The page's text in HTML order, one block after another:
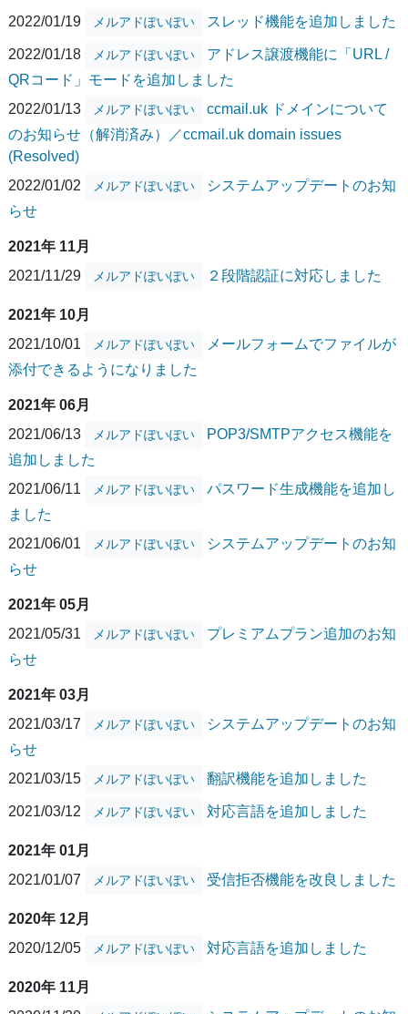
2022/01/19 メルアドぽいぽい スレッド機能を追加しました
2022/01/18 メルアドぽいぽい
アドレス譲渡機能に「URL /
QRコード」モードを追加しました
2022/01/13
メルアドぽいぽい
ccmail.uk ドメインについて
のお知らせ（解消済み）／ccmail.uk domain issues
(Resolved)
2022/01/02
メルアドぽいぽい
システムアップデートのお知
らせ
2021年 11月
2021/11/29
メルアドぽいぽい ２段階認証に対応しました
2021年 10月
2021/10/01
メルアドぽいぽい
メールフォームでファイルが
添付できるようになりました
2021年 06月
2021/06/13
メルアドぽいぽい
POP3/SMTPアクセス機能を
追加しました
2021/06/11
メルアドぽいぽい
パスワード生成機能を追加し
ました
2021/06/01
メルアドぽいぽい
システムアップデートのお知
らせ
2021年 05月
2021/05/31
メルアドぽいぽい
プレミアムプラン追加のお知
らせ
2021年 03月
2021/03/17
メルアドぽいぽい
システムアップデートのお知
らせ
2021/03/15
メルアドぽいぽい 翻訳機能を追加しました
2021/03/12 メルアドぽいぽい 対応言語を追加しました
2021年 01月
2021/01/07
メルアドぽいぽい 受信拒否機能を改良しました
2020年 12月
2020/12/05
メルアドぽいぽい 対応言語を追加しました
2020年 11月